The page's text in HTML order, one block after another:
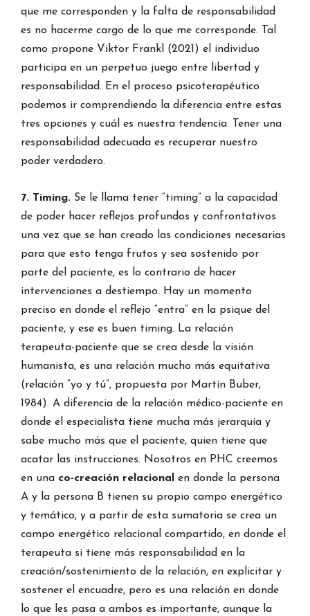
que me corresponden y la falta de responsabilidad
es no hacerme cargo de lo que me corresponde. Tal
como propone Viktor Frankl (2021) el individuo
participa en un perpetuo juego entre libertad y
responsabilidad. En el proceso psicoterapéutico
podemos ir comprendiendo la diferencia entre estas
tres opciones y cuál es nuestra tendencia. Tener una
responsabilidad adecuada es recuperar nuestro
poder verdadero.
7. Timing. Se le llama tener “timing” a la capacidad
de poder hacer reflejos profundos y confrontativos
una vez que se han creado las condiciones necesarias
para que esto tenga frutos y sea sostenido por
parte del paciente, es lo contrario de hacer
intervenciones a destiempo. Hay un momento
preciso en donde el reflejo “entra” en la psique del
paciente, y ese es buen timing. La relación
terapeuta-paciente que se crea desde la visión
humanista, es una relación mucho más equitativa
(relación “yo y tú”, propuesta por Martín Buber,
1984). A diferencia de la relación médico-paciente en
donde el especialista tiene mucha más jerarquía y
sabe mucho más que el paciente, quien tiene que
acatar las instrucciones. Nosotros en PHC creemos
en una co-creación relacional en donde la persona
A y la persona B tienen su propio campo energético
y temático, y a partir de esta sumatoria se crea un
campo energético relacional compartido, en donde el
terapeuta sí tiene más responsabilidad en la
creación/sostenimiento de la relación, en explicitar y
sostener el encuadre, pero es una relación en donde
lo que les pasa a ambos es importante, aunque la